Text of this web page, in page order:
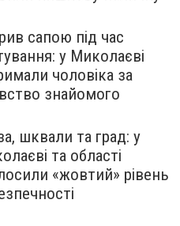
сапою під час
у Миколаєві
чоловіка за
знайомого
шквали та град: у
та області
«жовтий» рівень